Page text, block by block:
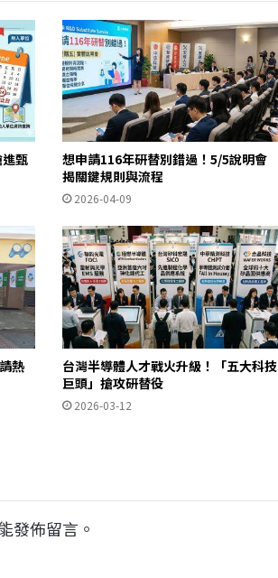
甄
想申請116年研替別錯過！5/5說明會
揭關鍵規則與流程
2026-04-09
熱
台灣半導體人才戰火升級！「五大科技
巨頭」搶攻研替役
2026-03-12
發佈留言。